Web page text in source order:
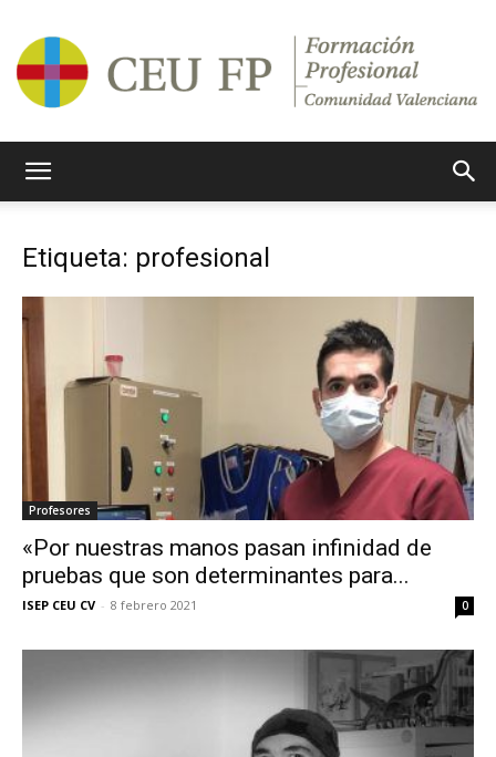
CV
Etiqueta: profesional
Profesores
«Por nuestras manos pasan infinidad de
pruebas que son determinantes para...
ISEP CEU CV - 8 febrero 2021 0